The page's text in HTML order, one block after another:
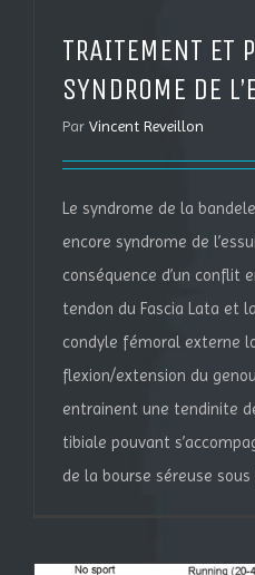
TRAITEMENT ET
SYNDROME DE
Par Vincent Reveillon
Le syndrome de la
encore syndrome de
conséquence d’un conflit
tendon du Fascia Lata et
condyle fémoral externe
flexion/extension du
entrainent une tendinite
tibiale pouvant
de la bourse séreuse